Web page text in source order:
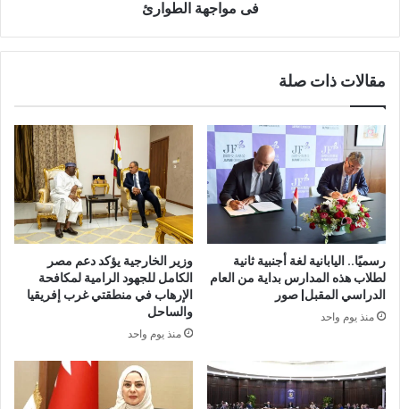
فى مواجهة الطوارئ
مقالات ذات صلة
رسميًا.. اليابانية لغة أجنبية ثانية
لطلاب هذه المدارس بداية من العام
الدراسي المقبل| صور
منذ يوم واحد
وزير الخارجية يؤكد دعم مصر
الكامل للجهود الرامية لمكافحة
الإرهاب في منطقتي غرب إفريقيا
والساحل
منذ يوم واحد